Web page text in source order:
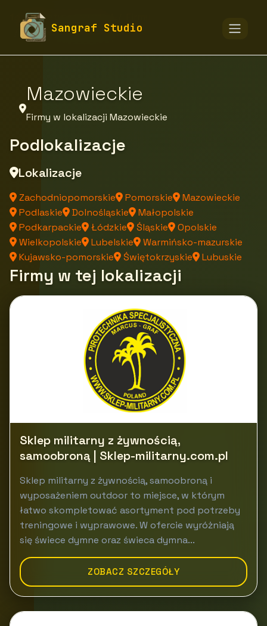
Sangraf Studio
fototapety-sangraf.pl
Firmy z województwa
Mazowieckie
Firmy w lokalizacji Mazowieckie
Podlokalizacje
Lokalizacje
Zachodniopomorskie Pomorskie
Mazowieckie
Podlaskie
Dolnośląskie
Małopolskie
Podkarpackie
Łódzkie Śląskie
Opolskie
Wielkopolskie
Lubelskie
Warmińsko-mazurskie
Kujawsko-pomorskie
Świętokrzyskie Lubuskie
Firmy w tej lokalizacji
Sklep militarny z żywnością,
samoobroną | Sklep-militarny.com.pl
Sklep militarny z żywnością, samoobroną i
wyposażeniem outdoor to miejsce, w którym
łatwo skompletować asortyment pod potrzeby
treningowe i wyprawowe. W ofercie wyróżniają
się świece dymne oraz świeca dymna...
ZOBACZ SZCZEGÓŁY